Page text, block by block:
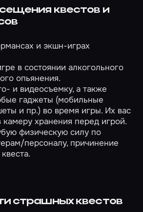
квестов и
и экшн-играх
в состоянии алкогольного
опьянения.
и видеосъемку, а также
гаджеты (мобильные
и пр.) во время игры. Их вас
камеру хранения перед игрой.
физическую силу по
персоналу, причинение
страшных квестов